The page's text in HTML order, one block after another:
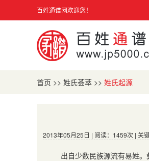
百姓通谱网欢迎您！
首页 >> 姓氏荟萃 >> 姓氏起源
2013年05月25日 | 阅读：1459次 | 关键
出自少数民族源流有易姓。